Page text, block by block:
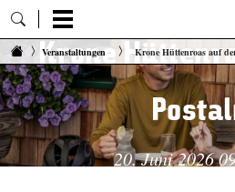
Zum Inhalt springen
Veranstaltungen Krone Hüttenroas auf
Krone
20. Juni 2026